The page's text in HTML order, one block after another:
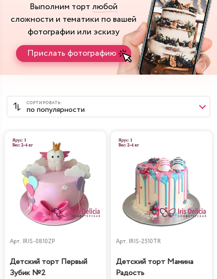
Выполним торт любой
сложности и тематики по вашей
фотографии или эскизу
Прислать фотографию
Арт. IRIS-0810ZP
Детский торт Первый
Зубик №2
Арт. IRIS-2510TR
Детский торт Мамина
Радость